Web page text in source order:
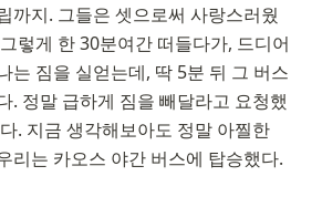
까지. 그들은 셋으로써 사랑스러웠
렇게 한 30분여간 떠들다가, 드디어
는 짐을 실얻는데, 딱 5분 뒤 그 버스
. 정말 급하게 짐을 빼달라고 요청했
. 지금 생각해보아도 정말 아찔한
리는 카오스 야간 버스에 탑승했다.